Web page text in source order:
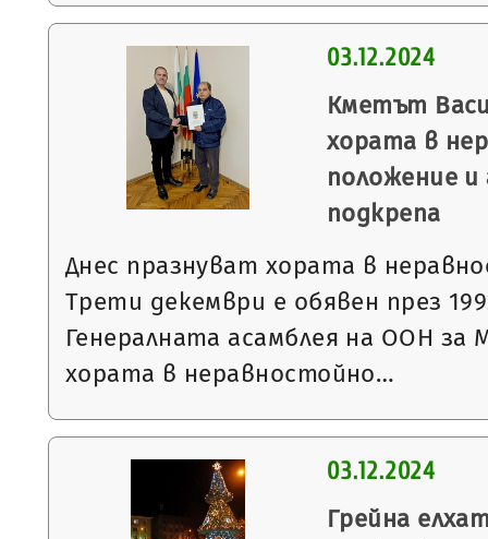
03.12.2024
Кметът
хората в
положение и
подкрепа
Днес празнуват хората в
Трети декември е обявен през
Генералната асамблея на ООН за
хората в неравностойно…
03.12.2024
Грейна